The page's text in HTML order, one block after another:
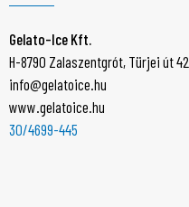
Gelato-Ice Kft.
H-8790 Zalaszentgrót, Türjei út 42.
info@gelatoice.hu
www.gelatoice.hu
30/4699-445